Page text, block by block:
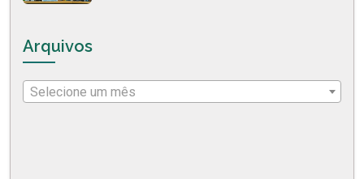
Arquivos
Selecione um mês